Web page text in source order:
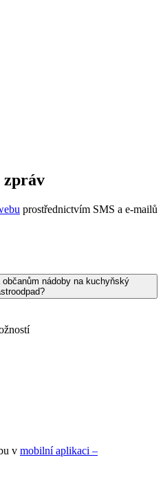
zpráv
prostřednictvím SMS a e-mailů
nádoby na kuchyňský
v mobilní aplikaci –